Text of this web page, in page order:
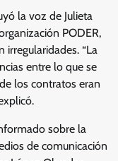
la voz de Julieta
PODER,
irregularidades. “La
entre lo que se
los contratos eran
sobre la
de comunicación